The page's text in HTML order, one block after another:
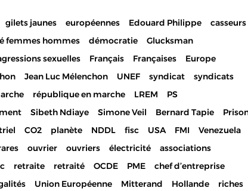
gilets jaunes européennes Edouard Philippe
casseurs
femmes hommes démocratie
Glucksman
sexuelles Français Françaises
Europe
Jean Luc Mélenchon UNEF syndicat
syndicats
république en marche LREM
PS
Sibeth Ndiaye Simone Veil Bernard Tapie
CO2 planète NDDL fisc USA FMI
Venezuela
ouvrier ouvriers électricité
associations
retraite retraité OCDE PME
chef d’entreprise
Union Européenne Mitterand Hollande
riches